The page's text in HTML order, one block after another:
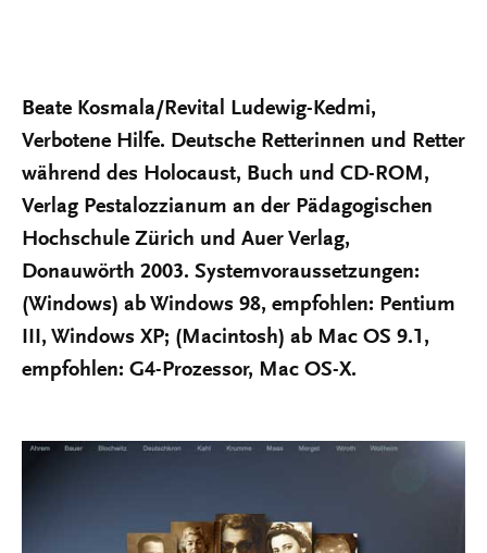
Beate Kosmala/Revital Ludewig-Kedmi,
Verbotene Hilfe. Deutsche Retterinnen und Retter
während des Holocaust, Buch und CD-ROM,
Verlag Pestalozzianum an der Pädagogischen
Hochschule Zürich und Auer Verlag,
Donauwörth 2003. Systemvoraussetzungen:
(Windows) ab Windows 98, empfohlen: Pentium
III, Windows XP; (Macintosh) ab Mac OS 9.1,
empfohlen: G4-Prozessor, Mac OS-X.